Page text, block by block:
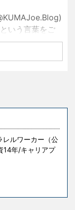
いう言葉をご
な成功を手にし
人生を送って
す。 失敗はコ
ルワーカー（公
14年/キャリアプ